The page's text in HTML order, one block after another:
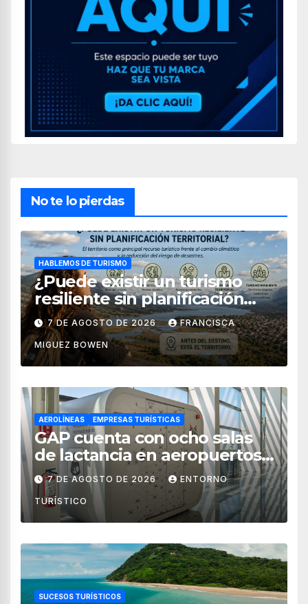
No te lo pierdas
HABLEMOS DE TURISMO
¿Puede existir un turismo
resiliente sin planificación
territorial?
7 DE AGOSTO DE 2026 FRANCISCA
MIGUEZ BOWEN
AEROLÍNEAS EMPRESAS TURÍSTICAS
GAP cuenta con ocho salas
de lactancia en aeropuertos
de México
7 DE AGOSTO DE 2026 ENTORNO
TURÍSTICO
SUCESOS TURÍSTICOS